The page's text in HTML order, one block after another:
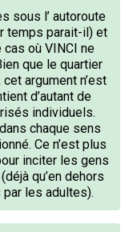
sous l’ autoroute
temps parait-il) et
où VINCI ne
que le quartier
argument n’est
d’autant de
individuels.
chaque sens
Ce n’est plus
inciter les gens
qu’en dehors
les adultes).